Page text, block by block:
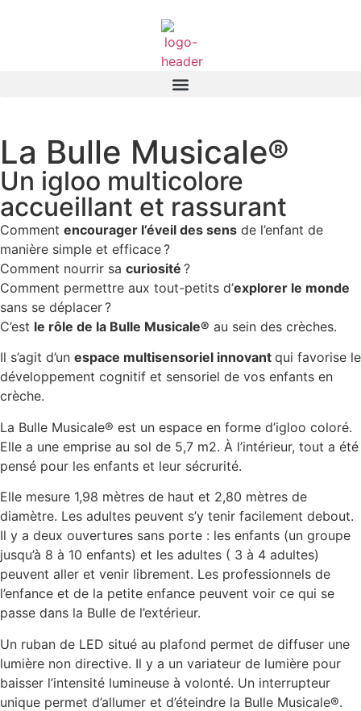
La Bulle Musicale®​
Un igloo multicolore
accueillant et rassurant​
Comment encourager l’éveil des sens de l’enfant de
manière simple et efficace ?
Comment nourrir sa curiosité ?
Comment permettre aux tout-petits d’explorer le monde
sans se déplacer ?
C’est le rôle de la Bulle Musicale® au sein des crèches.
Il s’agit d’un espace multisensoriel innovant qui favorise le
développement cognitif et sensoriel de vos enfants en
crèche.
La Bulle Musicale® est un espace en forme d’igloo coloré.
Elle a une emprise au sol de 5,7 m2. À l’intérieur, tout a été
pensé pour les enfants et leur sécrurité.
Elle mesure 1,98 mètres de haut et 2,80 mètres de
diamètre. Les adultes peuvent s’y tenir facilement debout.
Il y a deux ouvertures sans porte : les enfants (un groupe
jusqu’à 8 à 10 enfants) et les adultes ( 3 à 4 adultes)
peuvent aller et venir librement. Les professionnels de
l’enfance et de la petite enfance peuvent voir ce qui se
passe dans la Bulle de l’extérieur.
Un ruban de LED situé au plafond permet de diffuser une
lumière non directive. Il y a un variateur de lumière pour
baisser l’intensité lumineuse à volonté. Un interrupteur
unique permet d’allumer et d’éteindre la Bulle Musicale®.